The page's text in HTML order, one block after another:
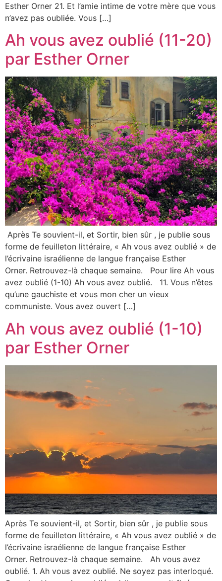
Esther Orner 21. Et l’amie intime de votre mère que vous
n’avez pas oubliée. Vous […]
Ah vous avez oublié (11-20)
par Esther Orner
Après Te souvient-il, et Sortir, bien sûr , je publie sous
forme de feuilleton littéraire, « Ah vous avez oublié » de
l’écrivaine israélienne de langue française Esther
Orner. Retrouvez-là chaque semaine. Pour lire Ah vous
avez oublié (1-10) Ah vous avez oublié. 11. Vous n’êtes
qu’une gauchiste et vous mon cher un vieux
communiste. Vous avez ouvert […]
Ah vous avez oublié (1-10)
par Esther Orner
Après Te souvient-il, et Sortir, bien sûr , je publie sous
forme de feuilleton littéraire, « Ah vous avez oublié » de
l’écrivaine israélienne de langue française Esther
Orner. Retrouvez-là chaque semaine. Ah vous avez
oublié. 1. Ah vous avez oublié. Ne soyez pas interloqué.